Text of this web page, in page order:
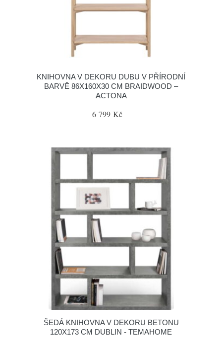
KNIHOVNA V DEKORU DUBU V PŘÍRODNÍ
BARVĚ 86X160X30 CM BRAIDWOOD –
ACTONA
6 799 Kč
ŠEDÁ KNIHOVNA V DEKORU BETONU
120X173 CM DUBLIN - TEMAHOME